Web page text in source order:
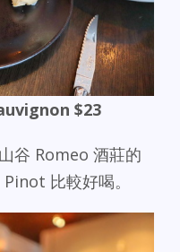
$23
谷 Romeo 酒莊的
比較好喝。